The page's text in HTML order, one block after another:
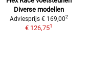
Diverse modellen
Adviesprijs € 169,002
€ 126,751